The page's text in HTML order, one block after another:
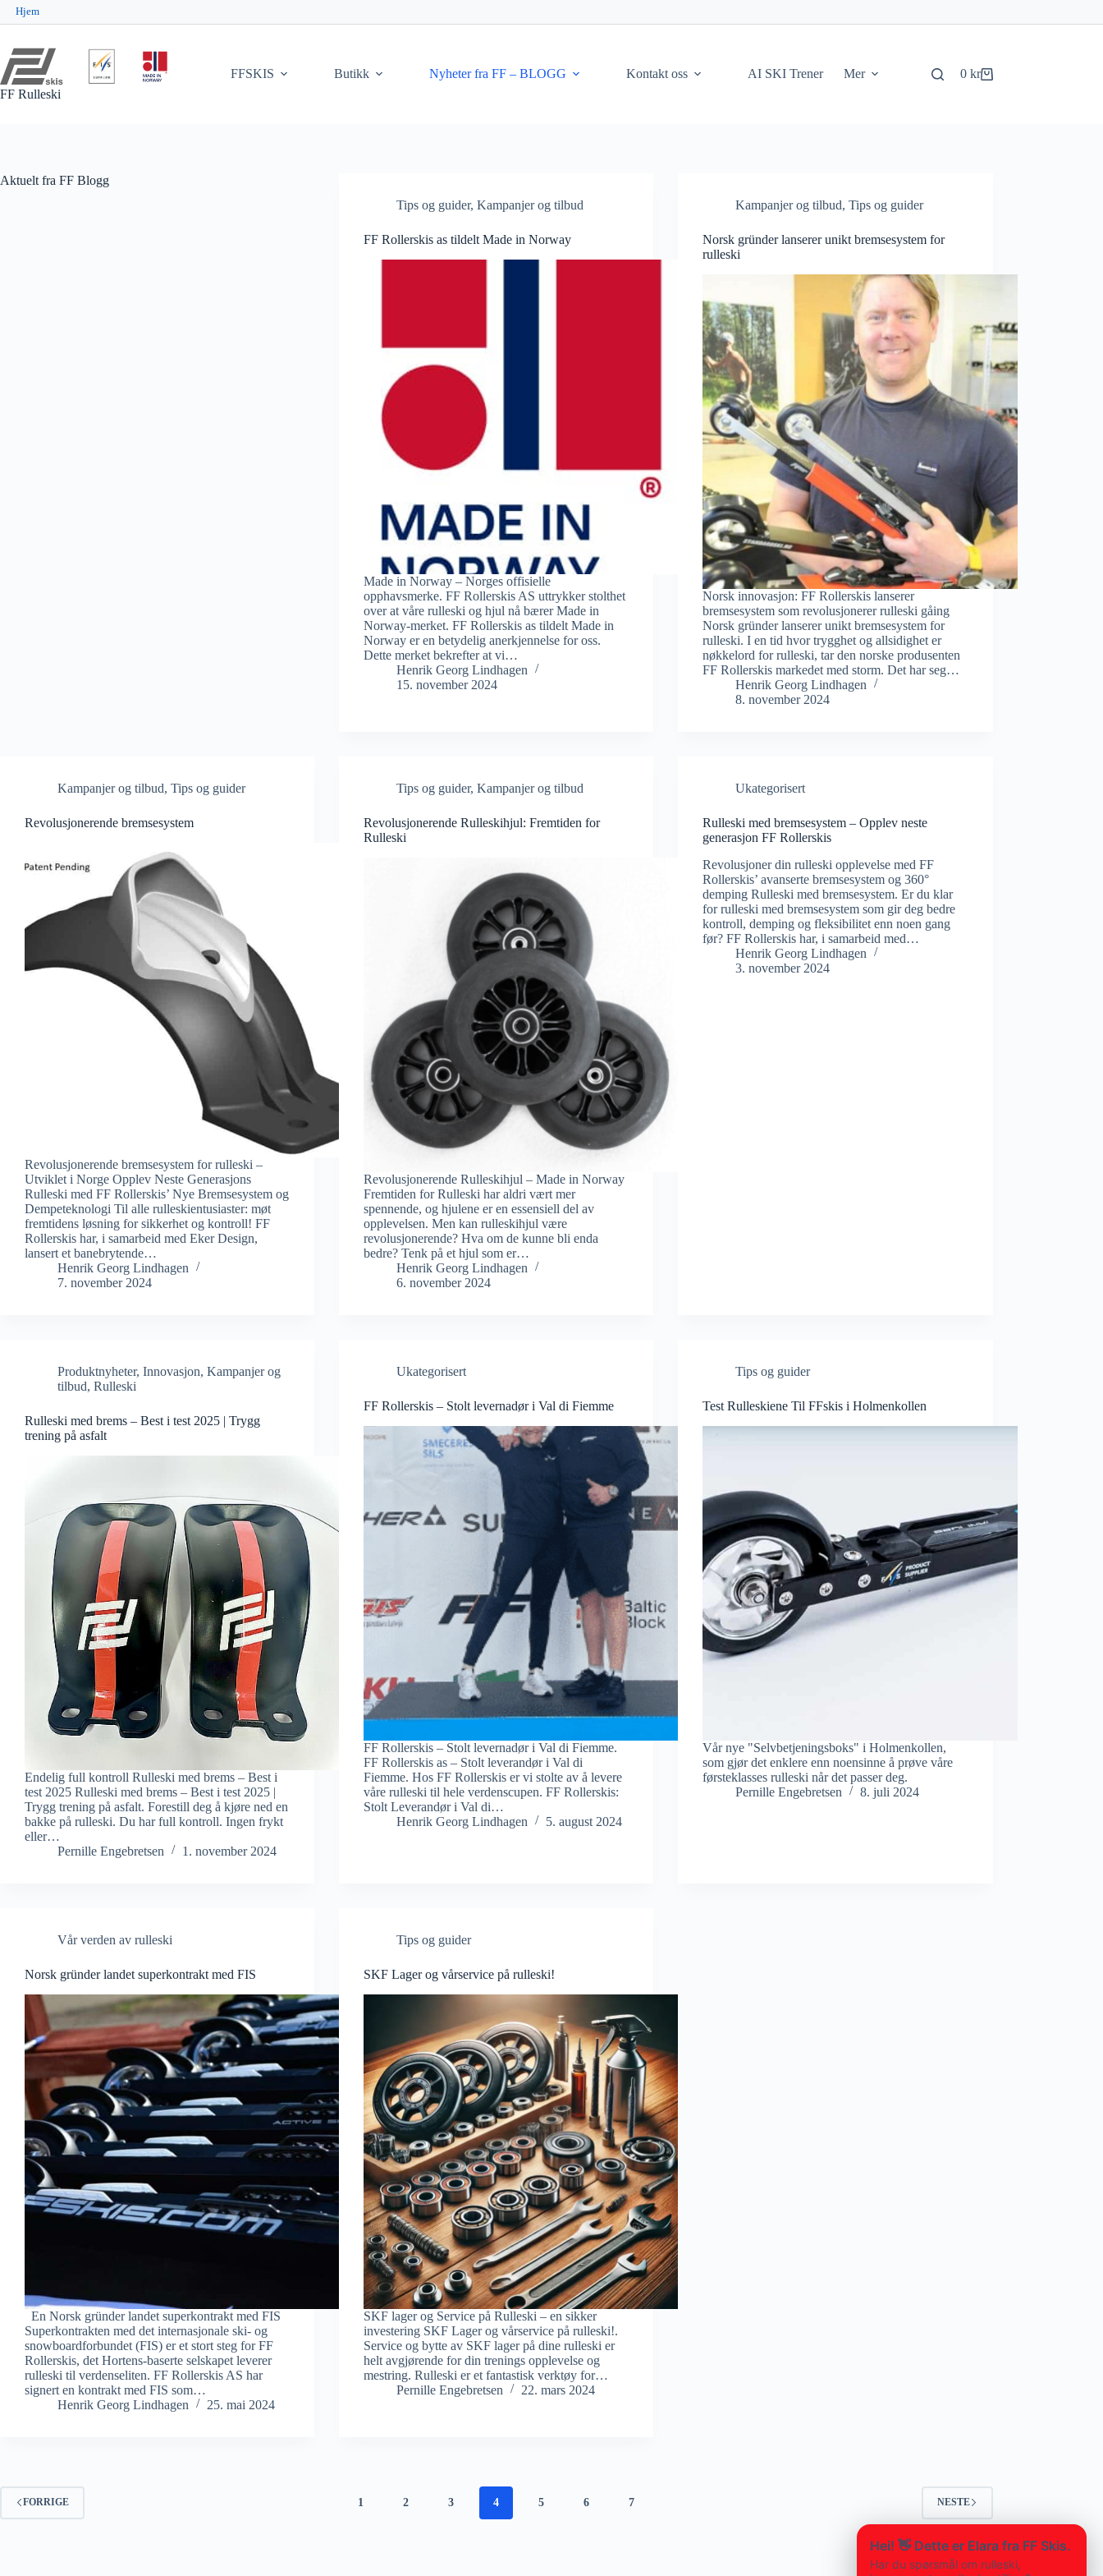
Hjem
innholdet
FF Rulleski
FFSKIS Butikk Nyheter fra FF – BLOGG Kontakt oss AI SKI Trener Mer Handlekurv
0 kr
Aktuelt fra FF Blogg
Tips og guider,Kampanjer og tilbud
FF Rollerskis as tildelt Made in Norway
Made in Norway – Norges offisielle
opphavsmerke. FF Rollerskis AS uttrykker stolthet
over at våre rulleski og hjul nå bærer Made in
Norway-merket. FF Rollerskis as tildelt Made in
Norway er en betydelig anerkjennelse for oss.
Dette merket bekrefter at vi…
Henrik Georg Lindhagen
15. november 2024
Kampanjer og tilbud,Tips og guider
Norsk gründer lanserer unikt bremsesystem for
rulleski
Norsk innovasjon: FF Rollerskis lanserer
bremsesystem som revolusjonerer rulleski gåing
Norsk gründer lanserer unikt bremsesystem for
rulleski. I en tid hvor trygghet og allsidighet er
nøkkelord for rulleski, tar den norske produsenten
FF Rollerskis markedet med storm. Det har seg…
Henrik Georg Lindhagen
8. november 2024
Kampanjer og tilbud, Tips og guider
Revolusjonerende bremsesystem
Revolusjonerende bremsesystem for rulleski –
Utviklet i Norge Opplev Neste Generasjons
Rulleski med FF Rollerskis’ Nye Bremsesystem og
Dempeteknologi Til alle rulleskientusiaster: møt
fremtidens løsning for sikkerhet og kontroll! FF
Rollerskis har, i samarbeid med Eker Design,
lansert et banebrytende…
Henrik Georg Lindhagen
7. november 2024
Tips og guider,Kampanjer og tilbud
Revolusjonerende Rulleskihjul: Fremtiden for
Rulleski
Revolusjonerende Rulleskihjul – Made in Norway
Fremtiden for Rulleski har aldri vært mer
spennende, og hjulene er en essensiell del av
opplevelsen. Men kan rulleskihjul være
revolusjonerende? Hva om de kunne bli enda
bedre? Tenk på et hjul som er…
Henrik Georg Lindhagen
6. november 2024
Ukategorisert
Rulleski med bremsesystem – Opplev neste
generasjon FF Rollerskis
Revolusjoner din rulleski opplevelse med FF
Rollerskis’ avanserte bremsesystem og 360°
demping Rulleski med bremsesystem. Er du klar
for rulleski med bremsesystem som gir deg bedre
kontroll, demping og fleksibilitet enn noen gang
før? FF Rollerskis har, i samarbeid med…
Henrik Georg Lindhagen
3. november 2024
Produktnyheter, Innovasjon, Kampanjer og
tilbud, Rulleski
Rulleski med brems – Best i test 2025 | Trygg
trening på asfalt
Endelig full kontroll Rulleski med brems – Best i
test 2025 Rulleski med brems – Best i test 2025 |
Trygg trening på asfalt. Forestill deg å kjøre ned en
bakke på rulleski. Du har full kontroll. Ingen frykt
eller…
Pernille Engebretsen
1. november 2024
Ukategorisert
FF Rollerskis – Stolt levernadør i Val di Fiemme
FF Rollerskis – Stolt levernadør i Val di Fiemme.
FF Rollerskis as – Stolt leverandør i Val di
Fiemme. Hos FF Rollerskis er vi stolte av å levere
våre rulleski til hele verdenscupen. FF Rollerskis:
Stolt Leverandør i Val di…
Henrik Georg Lindhagen
5. august 2024
Tips og guider
Test Rulleskiene Til FFskis i Holmenkollen
Vår nye "Selvbetjeningsboks" i Holmenkollen,
som gjør det enklere enn noensinne å prøve våre
førsteklasses rulleski når det passer deg.
Pernille Engebretsen
8. juli 2024
Vår verden av rulleski
Norsk gründer landet superkontrakt med FIS
En Norsk gründer landet superkontrakt med FIS
Superkontrakten med det internasjonale ski- og
snowboardforbundet (FIS) er et stort steg for FF
Rollerskis, det Hortens-baserte selskapet leverer
rulleski til verdenseliten. FF Rollerskis AS har
signert en kontrakt med FIS som…
Henrik Georg Lindhagen
25. mai 2024
Tips og guider
SKF Lager og vårservice på rulleski!
SKF lager og Service på Rulleski – en sikker
investering SKF Lager og vårservice på rulleski!.
Service og bytte av SKF lager på dine rulleski er
helt avgjørende for din trenings opplevelse og
mestring. Rulleski er et fantastisk verktøy for…
Pernille Engebretsen
22. mars 2024
FORRIGE 1 2 3 4 5 6 7 NESTE
Hei! 👋 Dette er Elara fra FF Skis.
Har du spørsmål om rulleski,